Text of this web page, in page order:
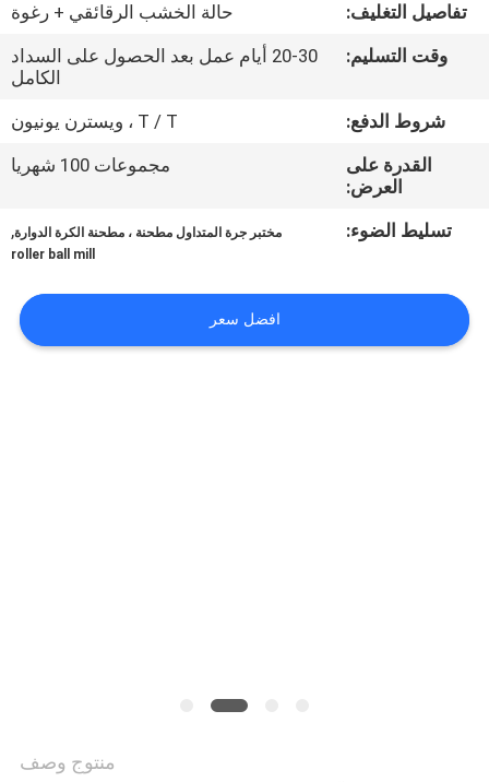
مراقبة
الجودة
اتصل
أخبار
BLOG
تفاصيل التغليف:
حالة الخشب الرقائقي + رغوة
وقت التسليم:
20-30 أيام عمل بعد الحصول على السداد
الكامل
شروط الدفع:
T / T ، ويسترن يونيون
القدرة على
العرض:
مجموعات 100 شهريا
تسليط الضوء: مختبر جرة المتداول مطحنة ، مطحنة الكرة الدوارة,
roller ball mill
افضل سعر
منتوج وصف